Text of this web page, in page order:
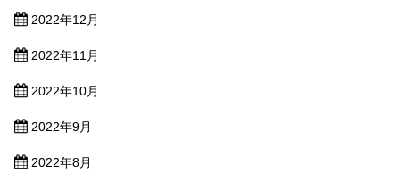
2022年12月
2022年11月
2022年10月
2022年9月
2022年8月